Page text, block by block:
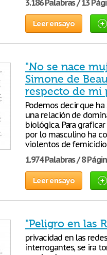
3.186 Palabras / 13
Leer ensayo
"No se nace
Simone de
respecto de mi
Podemos decir que
una relación de
biológica. Para
por lo masculino ha
violentos de
1.974 Palabras / 8
Leer ensayo
"Peligro en las
privacidad en las
interrogantes, se ira